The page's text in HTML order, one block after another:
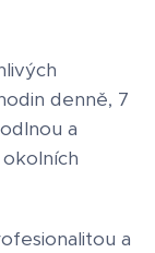
denně, 7
a
a